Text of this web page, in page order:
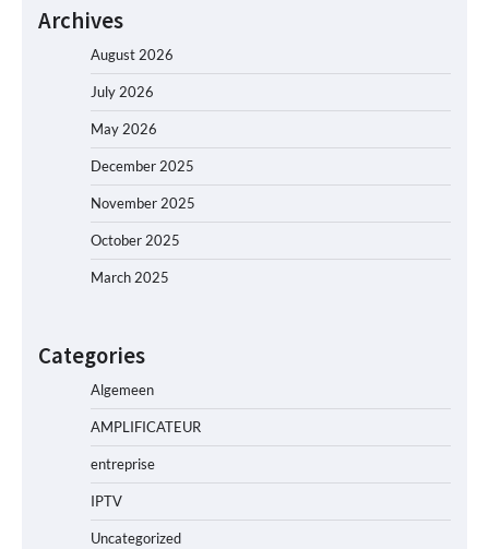
Archives
August 2026
July 2026
May 2026
December 2025
November 2025
October 2025
March 2025
Categories
Algemeen
AMPLIFICATEUR
entreprise
IPTV
Uncategorized